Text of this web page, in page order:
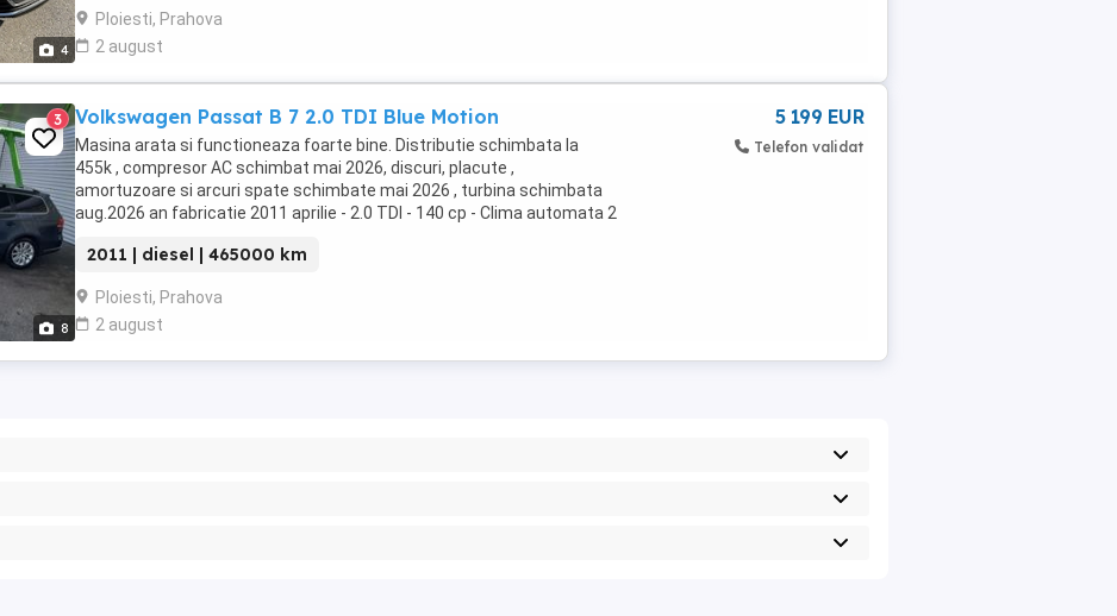
4
Ploiesti, Prahova
2 august
8
3 Volkswagen Passat B 7 2.0 TDI Blue Motion
Masina arata si functioneaza foarte bine. Distributie schimbata la
455k , compresor AC schimbat mai 2026, discuri, placute ,
amortuzoare si arcuri spate schimbate mai 2026 , turbina schimbata
aug.2026 an fabricatie 2011 aprilie - 2.0 TDI - 140 cp - Clima automata 2
2011 | diesel | 465000 km
Ploiesti, Prahova
2 august
5 199 EUR
Telefon validat